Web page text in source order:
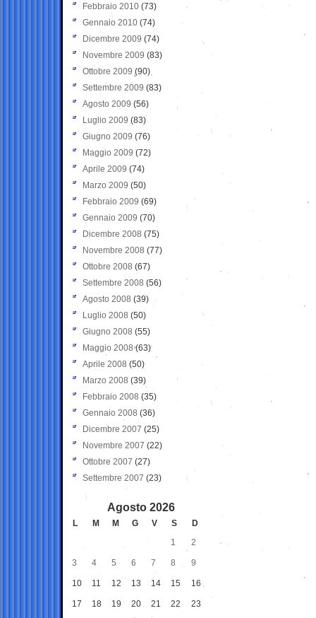
Febbraio 2010 (73)
Gennaio 2010 (74)
Dicembre 2009 (74)
Novembre 2009 (83)
Ottobre 2009 (90)
Settembre 2009 (83)
Agosto 2009 (56)
Luglio 2009 (83)
Giugno 2009 (76)
Maggio 2009 (72)
Aprile 2009 (74)
Marzo 2009 (50)
Febbraio 2009 (69)
Gennaio 2009 (70)
Dicembre 2008 (75)
Novembre 2008 (77)
Ottobre 2008 (67)
Settembre 2008 (56)
Agosto 2008 (39)
Luglio 2008 (50)
Giugno 2008 (55)
Maggio 2008(63)
Aprile 2008 (50)
Marzo 2008 (39)
Febbraio 2008 (35)
Gennaio 2008 (36)
Dicembre 2007 (25)
Novembre 2007 (22)
Ottobre 2007 (27)
Settembre 2007 (23)
Agosto 2026
L M M G V S
D
1
2
3 4 5 6 7 8 9
10 11 12 13 14 15 16
17 18 19 20 21 22 23